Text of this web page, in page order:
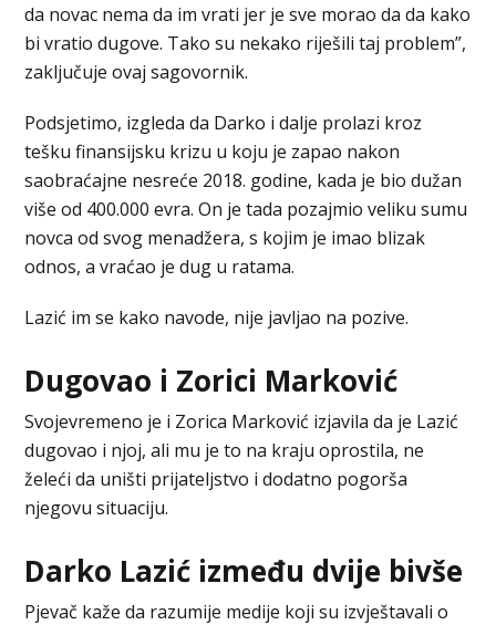
da novac nema da im vrati jer je sve morao da da kako
bi vratio dugove. Tako su nekako riješili taj problem”,
zaključuje ovaj sagovornik.
Podsjetimo, izgleda da Darko i dalje prolazi kroz
tešku finansijsku krizu u koju je zapao nakon
saobraćajne nesreće 2018. godine, kada je bio dužan
više od 400.000 evra. On je tada pozajmio veliku sumu
novca od svog menadžera, s kojim je imao blizak
odnos, a vraćao je dug u ratama.
Lazić im se kako navode, nije javljao na pozive.
Dugovao i Zorici Marković
Svojevremeno je i Zorica Marković izjavila da je Lazić
dugovao i njoj, ali mu je to na kraju oprostila, ne
želeći da uništi prijateljstvo i dodatno pogorša
njegovu situaciju.
Darko Lazić između dvije bivše
Pjevač kaže da razumije medije koji su izvještavali o